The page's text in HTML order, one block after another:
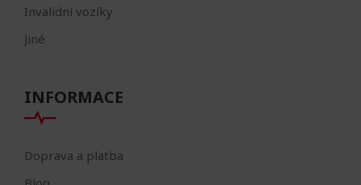
Invalidní vozíky
Jiné
INFORMACE
Doprava a platba